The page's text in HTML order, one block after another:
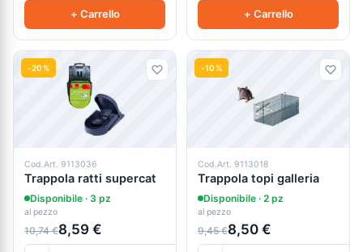
+ Carrello + Carrello
-20%
Cod.Art. 9113036
Trappola ratti supercat
Disponibile · 3 pz
al pezzo
10,74 €8,59 €
-10%
Cod.Art. 9113018
Trappola topi galleria
Disponibile · 2 pz
al pezzo
9,45 €8,50 €